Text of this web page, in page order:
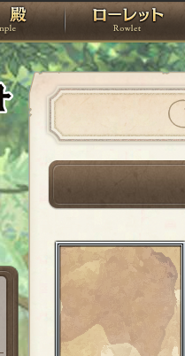
PandoraPartyProject
神殿